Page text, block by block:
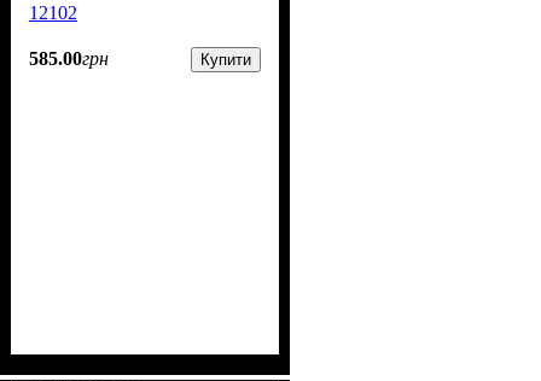
12102
585.00грн Купити